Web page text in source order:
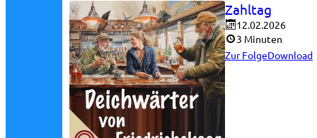
Zahltag
12.02.2026
3 Minuten
Zur FolgeDownload